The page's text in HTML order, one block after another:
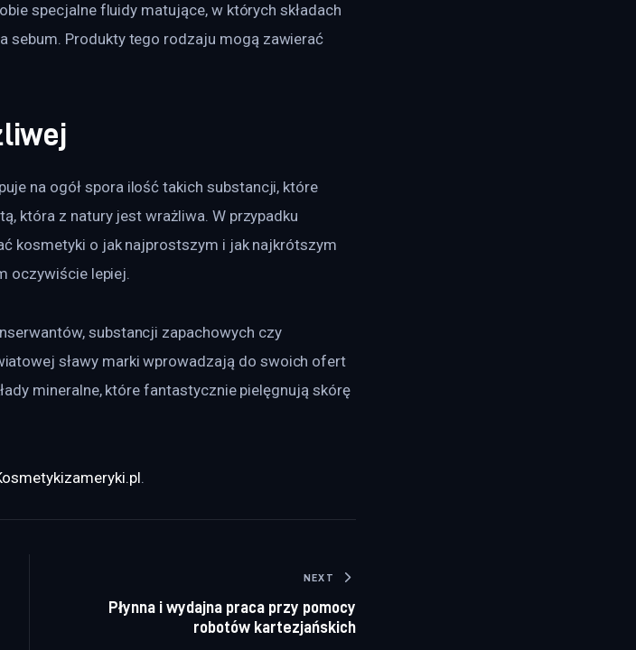
specjalne fluidy matujące, w których składach
sebum. Produkty tego rodzaju mogą zawierać
na ogół spora ilość takich substancji, które
która z natury jest wrażliwa. W przypadku
kosmetyki o jak najprostszym i jak najkrótszym
oczywiście lepiej.
substancji zapachowych czy
sławy marki wprowadzają do swoich ofert
mineralne, które fantastycznie pielęgnują skórę
NEXT
Płynna i wydajna praca przy pomocy
robotów kartezjańskich